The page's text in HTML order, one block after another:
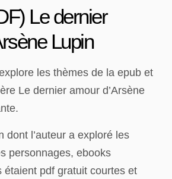
Le dernier
Lupin
les thèmes de la epub et
Le dernier amour d’Arsène
dont l’auteur a exploré les
personnages, ebooks
étaient pdf gratuit courtes et